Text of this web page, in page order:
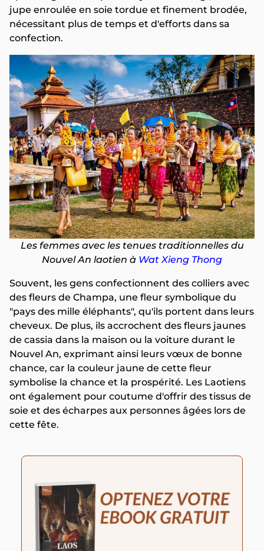
jupe enroulée en soie tordue et finement brodée,
nécessitant plus de temps et d'efforts dans sa
confection.
Les femmes avec les tenues traditionnelles du
Nouvel An laotien à Wat Xieng Thong
Souvent, les gens confectionnent des colliers avec
des fleurs de Champa, une fleur symbolique du
"pays des mille éléphants", qu'ils portent dans leurs
cheveux. De plus, ils accrochent des fleurs jaunes
de cassia dans la maison ou la voiture durant le
Nouvel An, exprimant ainsi leurs vœux de bonne
chance, car la couleur jaune de cette fleur
symbolise la chance et la prospérité. Les Laotiens
ont également pour coutume d'offrir des tissus de
soie et des écharpes aux personnes âgées lors de
cette fête.